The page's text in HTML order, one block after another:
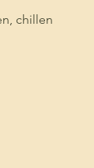
chillen